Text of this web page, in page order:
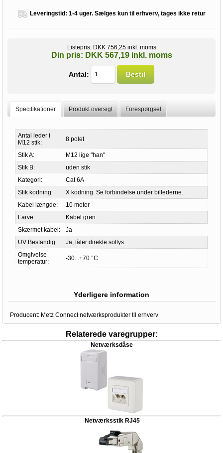
Leveringstid: 1-4 uger. Sælges kun til erhverv, tages ikke retur
Listepris: DKK 756,25 inkl. moms
Din pris: DKK 567,19 inkl. moms
Antal: Bestil
Specifikationer Produkt oversigt Forespørgsel
Antal leder i
M12 stik:
8 polet
Stik A:
M12 lige "han"
Stik B:
uden stik
Kategori:
Cat 6A
Stik kodning:
X kodning. Se forbindelse under billederne.
Kabel længde:
10 meter
Farve:
Kabel grøn
Skærmet kabel:
Ja
UV Bestandig:
Ja, tåler direkte sollys.
Omgivelse
temperatur:
-30...+70 °C
Yderligere information
Producent: Metz Connect netværksprodukter til erhverv
Relaterede varegrupper:
Netværksdåse
Netværksstik RJ45